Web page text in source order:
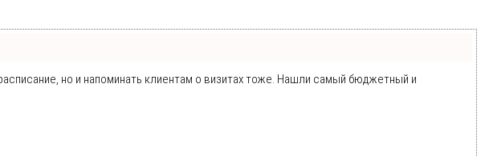
но и напоминать клиентам о визитах тоже. Нашли самый бюджетный и